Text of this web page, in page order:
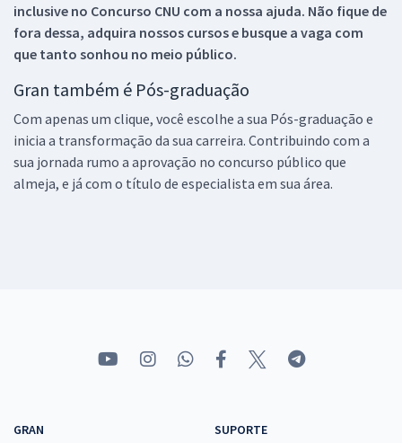
inclusive no Concurso CNU com a nossa ajuda. Não fique de
fora dessa, adquira nossos cursos e busque a vaga com
que tanto sonhou no meio público.
Gran também é Pós-graduação
Com apenas um clique, você escolhe a sua Pós-graduação e
inicia a transformação da sua carreira. Contribuindo com a
sua jornada rumo a aprovação no concurso público que
almeja, e já com o título de especialista em sua área.
GRAN
SUPORTE